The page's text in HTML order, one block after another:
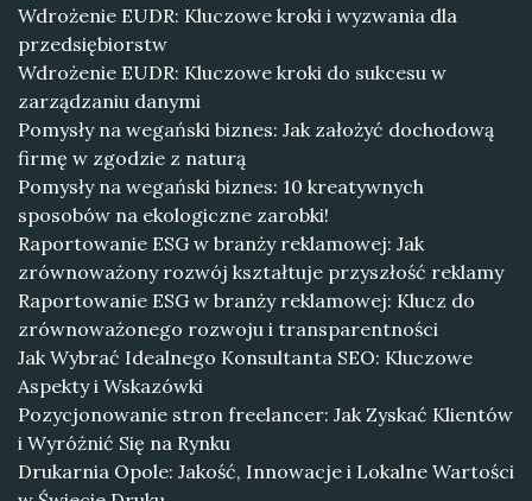
Wdrożenie EUDR: Kluczowe kroki i wyzwania dla
przedsiębiorstw
Wdrożenie EUDR: Kluczowe kroki do sukcesu w
zarządzaniu danymi
Pomysły na wegański biznes: Jak założyć dochodową
firmę w zgodzie z naturą
Pomysły na wegański biznes: 10 kreatywnych
sposobów na ekologiczne zarobki!
Raportowanie ESG w branży reklamowej: Jak
zrównoważony rozwój kształtuje przyszłość reklamy
Raportowanie ESG w branży reklamowej: Klucz do
zrównoważonego rozwoju i transparentności
Jak Wybrać Idealnego Konsultanta SEO: Kluczowe
Aspekty i Wskazówki
Pozycjonowanie stron freelancer: Jak Zyskać Klientów
i Wyróżnić Się na Rynku
Drukarnia Opole: Jakość, Innowacje i Lokalne Wartości